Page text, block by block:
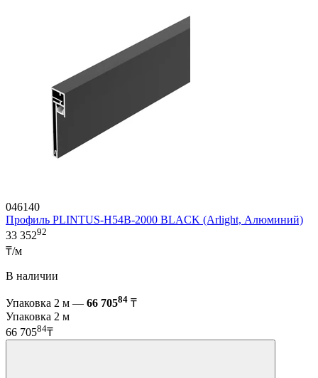
046140
Профиль PLINTUS-H54B-2000 BLACK (Arlight, Алюминий)
33 35292
₸/м
В наличии
Упаковка 2 м — 66 70584 ₸
Упаковка 2 м
66 70584₸